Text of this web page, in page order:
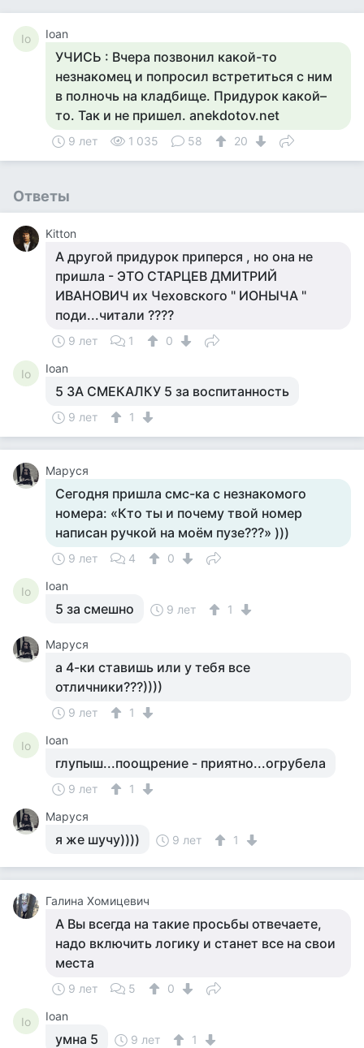
Io Ioan
УЧИСЬ : Вчера позвонил какой-то
незнакомец и попросил встретиться с ним
в полночь на кладбище. Придурок какой–
то. Так и не пришел. anekdotov.net
9 лет 1 035 58 20
Ответы
Kitton
А другой придурок приперся , но она не
пришла - ЭТО СТАРЦЕВ ДМИТРИЙ
ИВАНОВИЧ их Чеховского " ИОНЫЧА "
поди...читали ????
9 лет 1 0
Io Ioan
5 ЗА СМЕКАЛКУ 5 за воспитанность
9 лет 1
Маруся
Сегодня пришла смс-ка с незнакомого
номера: «Кто ты и почему твой номер
написан ручкой на моём пузе???» )))
9 лет 4 0
Io Ioan
5 за смешно 9 лет 1
Маруся
а 4-ки ставишь или у тебя все
отличники???))))
9 лет 1
Io Ioan
глупыш...поощрение - приятно...огрубела
9 лет
1
Маруся
я же шучу)))) 9 лет 1
Галина Хомицевич
А Вы всегда на такие просьбы отвечаете,
надо включить логику и станет все на свои
места
9 лет 5 0
Io Ioan
умна 5 9 лет 1